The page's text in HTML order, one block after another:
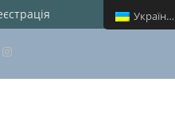
Українська